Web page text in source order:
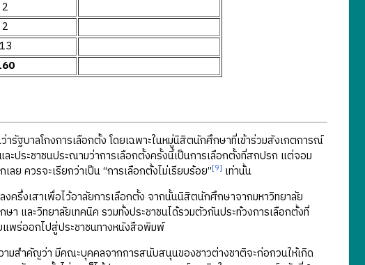
2
2
13
รัฐบาลโกงการเลือกตั้ง โดยเฉพาะในหมู่นิสิตนักศึกษาที่เข้าร่วมสังเกตการณ์
ะประชาชนประณามว่าการเลือกตั้งครั้งนี้เป็นการเลือกตั้งที่สกปรก แต่จอม
ควรจะเรียกว่าเป็น “การเลือกตั้งไม่เรียบร้อย”[9] เท่านั้น
รึ่งเสาเพื่อไว้อาลัยการเลือกตั้ง จากนั้นนิสิตนักศึกษาจากมหาวิทยาลัย
และวิทยาลัยเทคนิค รวมทั้งประชาชนได้รวมตัวกันประท้วงการเลือกตั้งที่
แพร่ออกไปสู่ประชาชนทางหนังสือพิมพ์
สำคัญว่า มีคณะบุคคลจากการสนับสนุนของชาวต่างชาติจะก่อกวนให้เกิด